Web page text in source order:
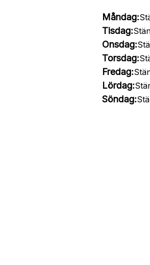
Måndag:
Tisdag:
Onsdag:
Torsdag:
Fredag:
Lördag:
Söndag: